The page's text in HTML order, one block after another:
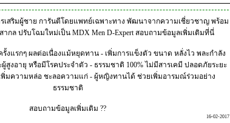
สริมผู้ชาย การันตีโดยแพทย์เฉพาะทาง พัฒนาจากความเชี่ยวชาญ พร้อม
กล ปรับโฉมใหม่เป็น MDX Men D-Expertสอบถามข้อมูลเพิ่มเติมที่นี่
งแรกๆ ผลต่อเนื่องแม้หยุดทาน - เพิ่มการแข็งตัว ขนาด หลั่งไว พละกำลัง
สูงอายุ หรือมีโรคประจำตัว - ธรรมชาติ 100% ไม่มีสารเคมี ปลอดภัยระยะ
พิ่มความหล่อ ชะลอความแก่ - ผู้หญิงทานได้ ช่วยเพิ่มอารมณ์ร่วมอย่าง
ธรรมชาติ
สอบถามข้อมูลเพิ่มเติม ??
16-02-2017